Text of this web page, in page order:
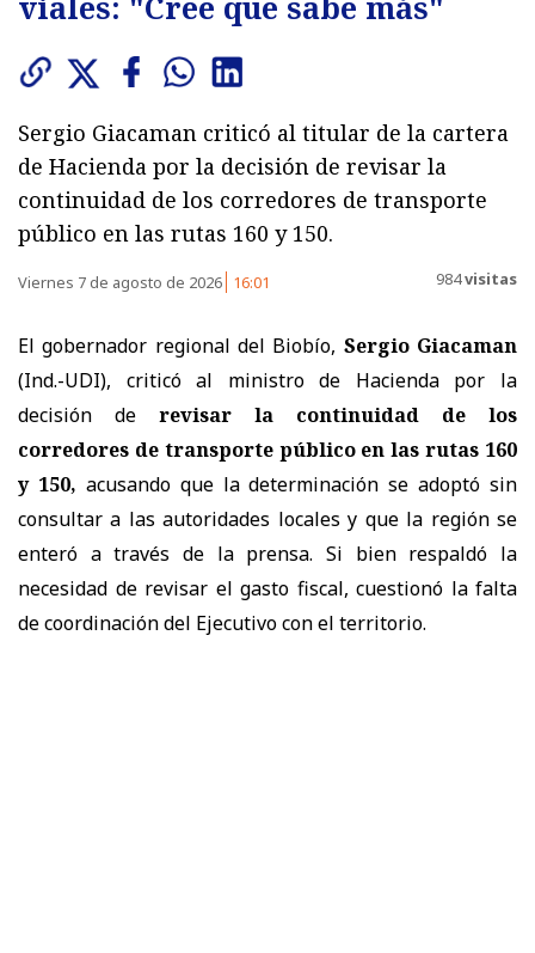
Sergio Giacaman criticó al titular de la cartera
de Hacienda por la decisión de revisar la
continuidad de los corredores de transporte
público en las rutas 160 y 150.
Viernes 7 de agosto de 2026 16:01 984visitas
El gobernador regional del Biobío, Sergio Giacaman
(Ind.-UDI), criticó al ministro de Hacienda por la
decisión de revisar la continuidad de los
corredores de transporte público en las rutas 160
y 150, acusando que la determinación se adoptó sin
consultar a las autoridades locales y que la región se
enteró a través de la prensa. Si bien respaldó la
necesidad de revisar el gasto fiscal, cuestionó la falta
de coordinación del Ejecutivo con el territorio.